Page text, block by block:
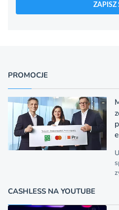
ZAPISZ
PROMOCJE
CASHLESS NA YOUTUBE